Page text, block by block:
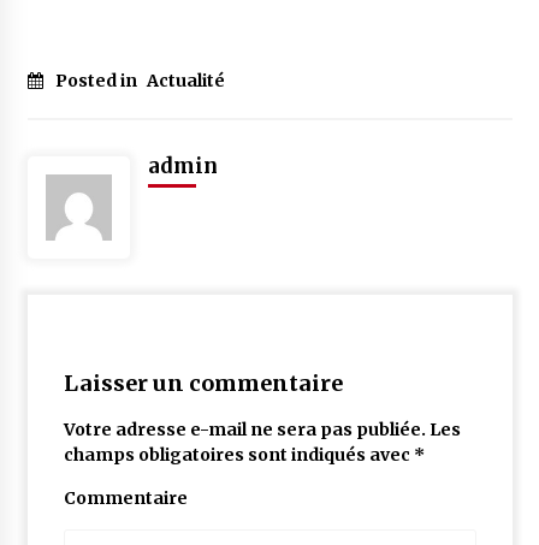
Posted in Actualité
admin
Laisser un commentaire
Votre adresse e-mail ne sera pas publiée. Les
champs obligatoires sont indiqués avec *
Commentaire